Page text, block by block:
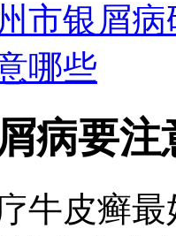
市银屑病
哪些
病要注
牛皮癣